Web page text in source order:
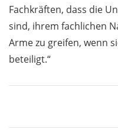
Fachkräften, dass die
sind, ihrem fachlichen
Arme zu greifen, wenn
beteiligt.“